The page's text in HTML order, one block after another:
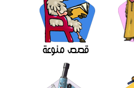
قصص منوعة